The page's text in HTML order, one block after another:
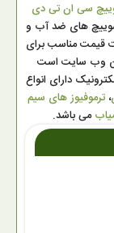
سی ان تی دی
های ضد آب و
قیمت مناسب برای
این وب سایت است
دارای انواع
، ترموفیوز های سیم
می باشد.